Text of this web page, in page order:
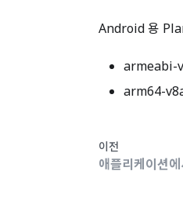
Android 용
armeabi-
arm64-
이전
애플리케이션